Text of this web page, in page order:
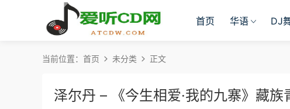
首页 华语 DJ
当前位置： 首页 未分类 正文
泽尔丹 – 《今生相爱·我的九寨》藏